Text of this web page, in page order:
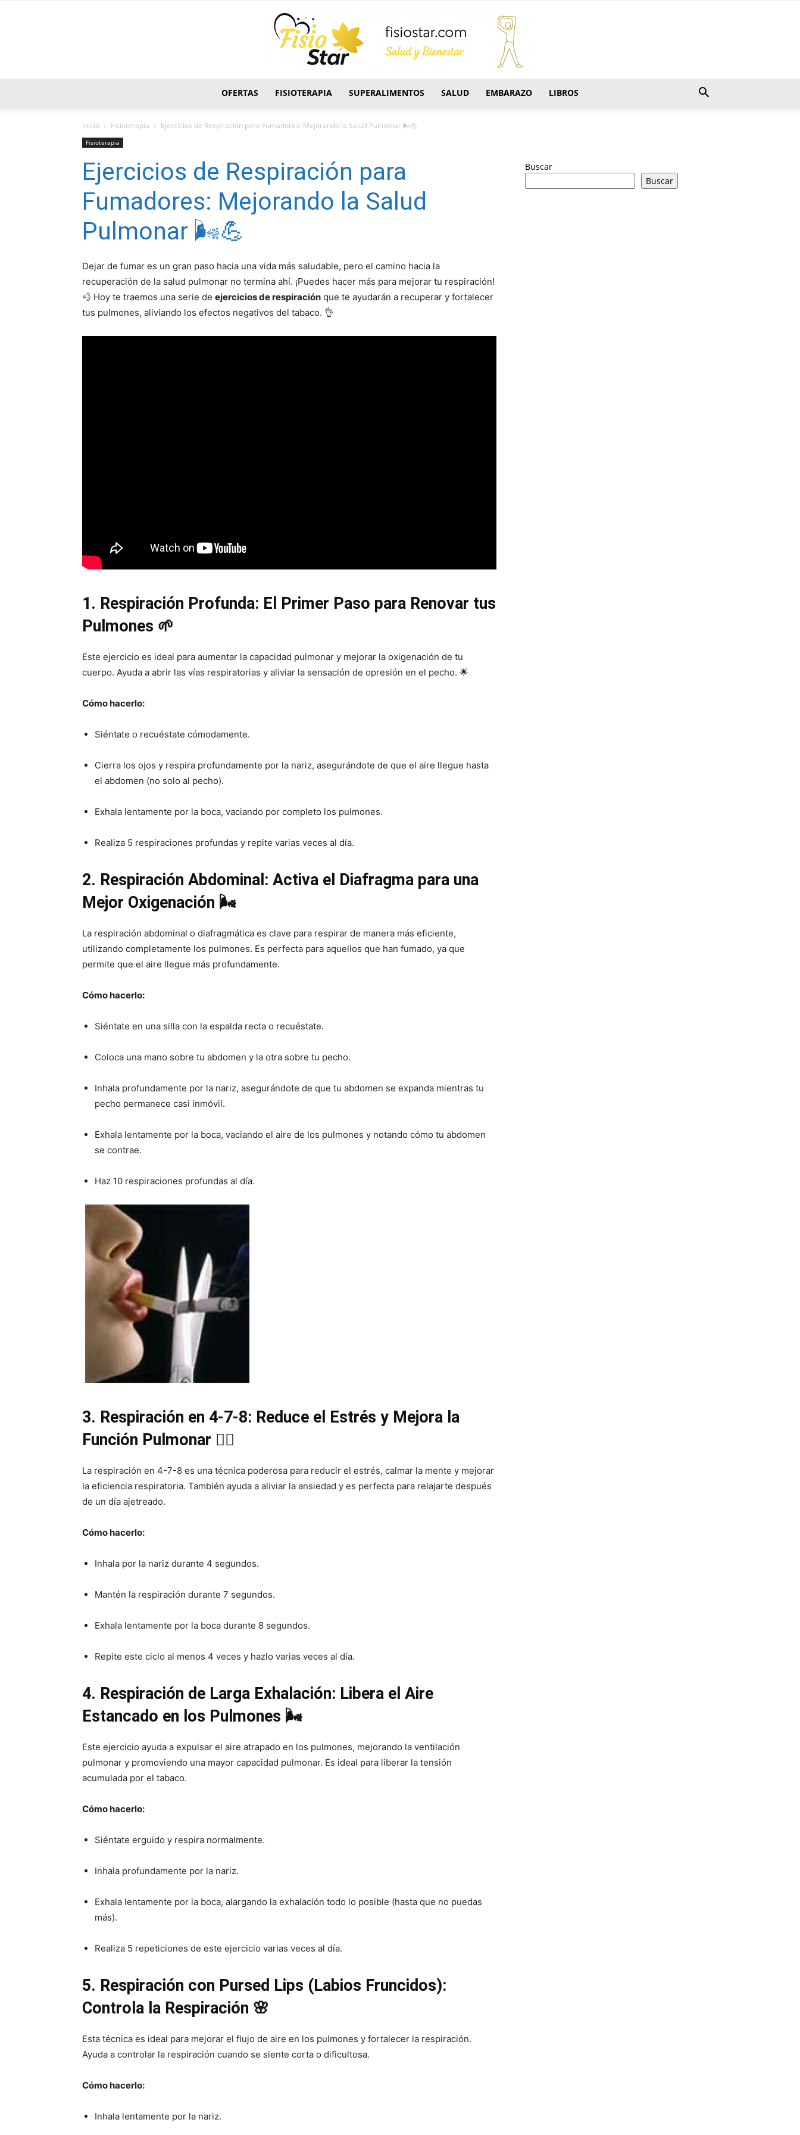
OFERTAS FISIOTERAPIA SUPERALIMENTOS SALUD EMBARAZO LIBROS
Inicio Fisioterapia Ejercicios de Respiración para Fumadores: Mejorando la Salud Pulmonar 🌬️💪
Fisioterapia
Ejercicios de Respiración para
Fumadores: Mejorando la Salud
Pulmonar 🌬️💪
Dejar de fumar es un gran paso hacia una vida más saludable, pero el camino hacia la
recuperación de la salud pulmonar no termina ahí. ¡Puedes hacer más para mejorar tu respiración!
💨 Hoy te traemos una serie de ejercicios de respiración que te ayudarán a recuperar y fortalecer
tus pulmones, aliviando los efectos negativos del tabaco. 👌
1. Respiración Profunda: El Primer Paso para Renovar tus
Pulmones 🌱
Este ejercicio es ideal para aumentar la capacidad pulmonar y mejorar la oxigenación de tu
cuerpo. Ayuda a abrir las vías respiratorias y aliviar la sensación de opresión en el pecho. 🌟
Cómo hacerlo:
Siéntate o recuéstate cómodamente.
Cierra los ojos y respira profundamente por la nariz, asegurándote de que el aire llegue hasta
el abdomen (no solo al pecho).
Exhala lentamente por la boca, vaciando por completo los pulmones.
Realiza 5 respiraciones profundas y repite varias veces al día.
2. Respiración Abdominal: Activa el Diafragma para una
Mejor Oxigenación 🌬️
La respiración abdominal o diafragmática es clave para respirar de manera más eficiente,
utilizando completamente los pulmones. Es perfecta para aquellos que han fumado, ya que
permite que el aire llegue más profundamente.
Cómo hacerlo:
Siéntate en una silla con la espalda recta o recuéstate.
Coloca una mano sobre tu abdomen y la otra sobre tu pecho.
Inhala profundamente por la nariz, asegurándote de que tu abdomen se expanda mientras tu
pecho permanece casi inmóvil.
Exhala lentamente por la boca, vaciando el aire de los pulmones y notando cómo tu abdomen
se contrae.
Haz 10 respiraciones profundas al día.
3. Respiración en 4-7-8: Reduce el Estrés y Mejora la
Función Pulmonar 🧘‍♀️
La respiración en 4-7-8 es una técnica poderosa para reducir el estrés, calmar la mente y mejorar
la eficiencia respiratoria. También ayuda a aliviar la ansiedad y es perfecta para relajarte después
de un día ajetreado.
Cómo hacerlo:
Inhala por la nariz durante 4 segundos.
Mantén la respiración durante 7 segundos.
Exhala lentamente por la boca durante 8 segundos.
Repite este ciclo al menos 4 veces y hazlo varias veces al día.
4. Respiración de Larga Exhalación: Libera el Aire
Estancado en los Pulmones 🌬️
Este ejercicio ayuda a expulsar el aire atrapado en los pulmones, mejorando la ventilación
pulmonar y promoviendo una mayor capacidad pulmonar. Es ideal para liberar la tensión
acumulada por el tabaco.
Cómo hacerlo:
Siéntate erguido y respira normalmente.
Inhala profundamente por la nariz.
Exhala lentamente por la boca, alargando la exhalación todo lo posible (hasta que no puedas
más).
Realiza 5 repeticiones de este ejercicio varias veces al día.
5. Respiración con Pursed Lips (Labios Fruncidos):
Controla la Respiración 🌸
Esta técnica es ideal para mejorar el flujo de aire en los pulmones y fortalecer la respiración.
Ayuda a controlar la respiración cuando se siente corta o dificultosa.
Cómo hacerlo:
Inhala lentamente por la nariz.
Buscar
Buscar